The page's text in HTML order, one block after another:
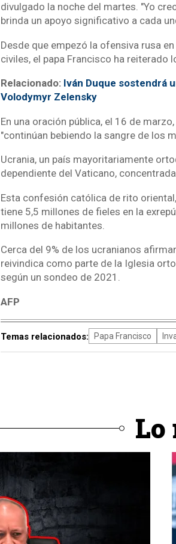
divulgado la noche del martes. "Yo
brinda un apoyo significativo a cada
Desde que empezó la ofensiva rusa
civiles, el papa Francisco ha reiterado
Relacionado: Iván Duque sostendrá
Volodymyr Zelensky
En una oración pública, el 16 de
"continúan bebiendo la sangre de los
Ucrania, un país mayoritariamente
dependiente del Vaticano,
Esta confesión católica de rito
tiene 5,5 millones de fieles en la
millones de habitantes.
Cerca del 9% de los ucranianos
reivindica como parte de la Iglesia
según un sondeo de 2021.
AFP
Temas relacionados: Papa Francisco
Lo